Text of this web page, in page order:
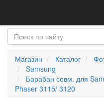
Магазин Каталог
Samsung
Барабан совм. для
Phaser 3115/ 3120